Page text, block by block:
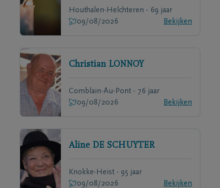
Houthalen-Helchteren - 69 jaar
09/08/2026
Bekijken
Christian LONNOY
Comblain-Au-Pont - 76 jaar
09/08/2026
Bekijken
Aline DE SCHUYTER
Knokke-Heist - 95 jaar
09/08/2026
Bekijken